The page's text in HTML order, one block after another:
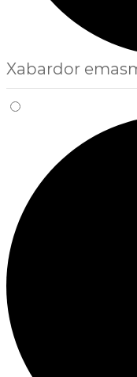
Xabardor